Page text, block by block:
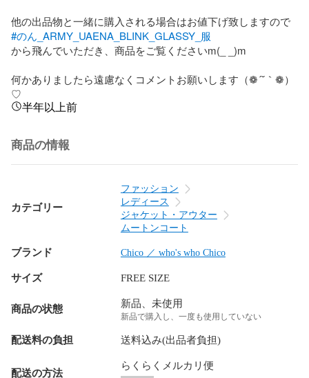
#のん_ARMY_UAENA_BLINK_GLASSY_服
から飛んでいただき、商品をご覧くださいm(_ _)m
何かありましたら遠慮なくコメントお願いします（❁´˘｀❁）
♡
半年以上前
商品の情報
カテゴリー
ファッション
レディース
ジャケット・アウター
ムートンコート
ブランド Chico ／ who's who Chico
サイズ FREE SIZE
商品の状態 新品、未使用
新品で購入し、一度も使用していない
配送料の負担 送料込み(出品者負担)
配送の方法
らくらくメルカリ便